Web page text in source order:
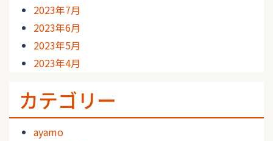
2023年7月
2023年6月
2023年5月
2023年4月
カテゴリー
ayamo